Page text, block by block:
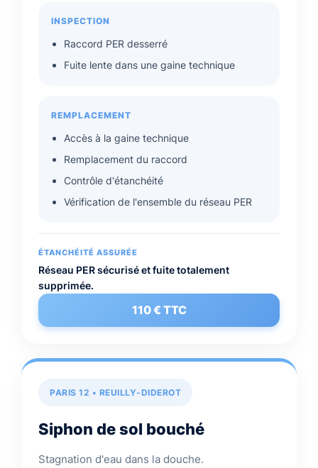
INSPECTION
Raccord PER desserré
Fuite lente dans une gaine technique
REMPLACEMENT
Accès à la gaine technique
Remplacement du raccord
Contrôle d'étanchéité
Vérification de l'ensemble du réseau PER
ÉTANCHÉITÉ ASSURÉE
Réseau PER sécurisé et fuite totalement
supprimée.
110 € TTC
PARIS 12 • REUILLY-DIDEROT
Siphon de sol bouché
Stagnation d'eau dans la douche.